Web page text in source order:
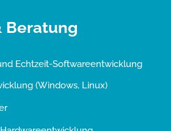
Beratung
Echtzeit-Softwareentwicklung
(Windows, Linux)